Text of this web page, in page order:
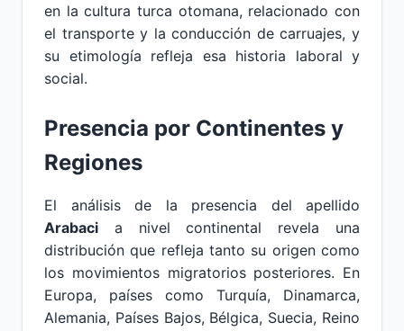
en la cultura turca otomana, relacionado con
el transporte y la conducción de carruajes, y
su etimología refleja esa historia laboral y
social.
Presencia por Continentes y
Regiones
El análisis de la presencia del apellido
Arabaci a nivel continental revela una
distribución que refleja tanto su origen como
los movimientos migratorios posteriores. En
Europa, países como Turquía, Dinamarca,
Alemania, Países Bajos, Bélgica, Suecia, Reino